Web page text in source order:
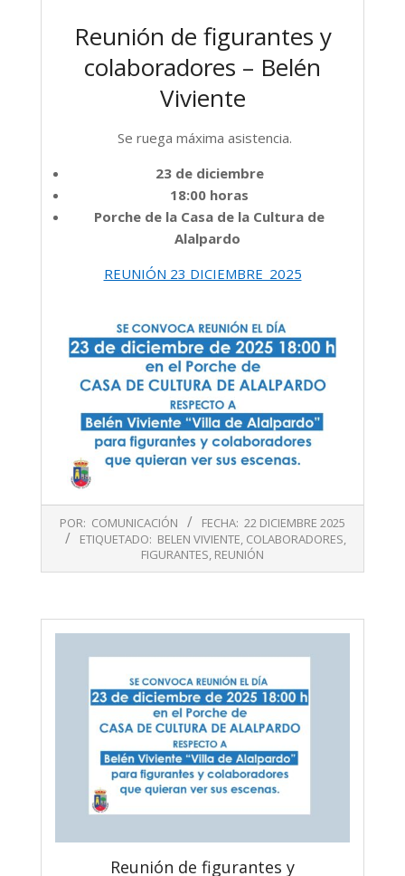
Reunión de figurantes y
colaboradores – Belén
Viviente
Se ruega máxima asistencia.
23 de diciembre
18:00 horas
Porche de la Casa de la Cultura de
Alalpardo
REUNIÓN 23 DICIEMBRE_2025
12-
POR: COMUNICACIÓN FECHA: 22 DICIEMBRE 2025
ETIQUETADO: BELEN VIVIENTE, COLABORADORES,
FIGURANTES, REUNIÓN
Reunión de figurantes y